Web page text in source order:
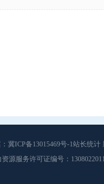
冀ICP备13015469号-1站长统计
源服务许可证编号：